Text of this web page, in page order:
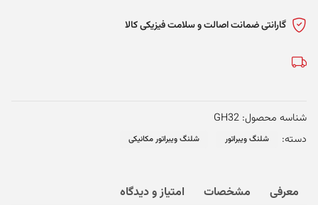
ژاپن
GH32B
گارانتی ضمانت اصالت و سلامت فیزیکی کالا
شناسه محصول: GH32
دسته:
شلنگ ویبراتور شلنگ ویبراتور مکانیکی
معرفی مشخصات امتیاز و دیدگاه